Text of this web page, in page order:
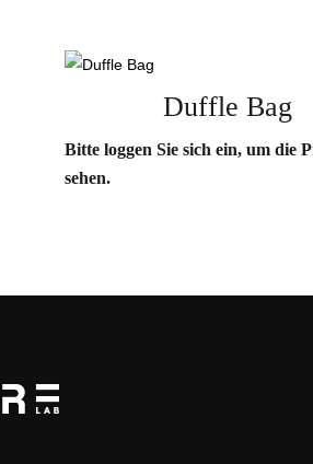
Duffle Bag
Bitte loggen Sie sich ein, um die
sehen.